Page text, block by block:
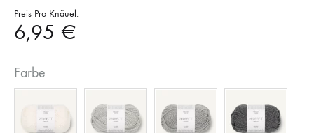
Preis Pro Knäuel:
6,95 €
Farbe